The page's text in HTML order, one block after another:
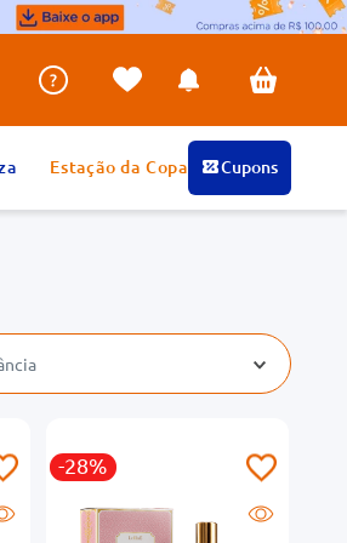
Estação da Copa Cupons
-28%